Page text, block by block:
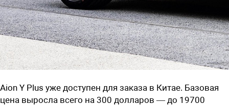
Aion Y Plus уже доступен для заказа в Китае. Базовая
цена выросла всего на 300 долларов — до 19700